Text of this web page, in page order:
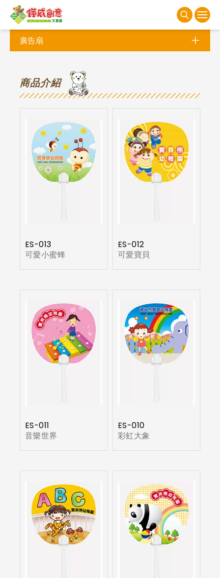
廣告扇
商品介紹
ES-013
可愛小蜜蜂
ES-012
可愛寶貝
ES-011
音樂世界
ES-010
彩虹大象